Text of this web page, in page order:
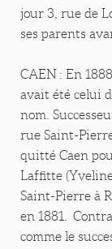
jour 3, rue de
ses parents
CAEN : En
avait été celui
nom.
rue Saint-
quitté Caen
Laffitte
Saint-Pierre à
en 1881.
comme le